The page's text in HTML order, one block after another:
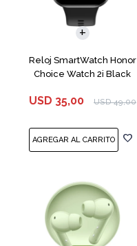
Reloj SmartWatch Honor
Choice Watch 2i Black
USD 35,00 USD 49,00